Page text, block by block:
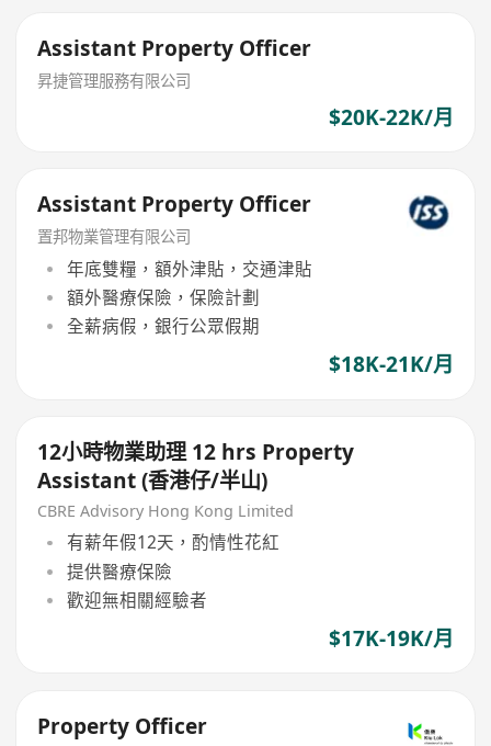
Assistant Property Officer
昇捷管理服務有限公司
$20K-22K/月
Assistant Property Officer
置邦物業管理有限公司
年底雙糧，額外津貼，交通津貼
額外醫療保險，保險計劃
全薪病假，銀行公眾假期
$18K-21K/月
12小時物業助理 12 hrs Property
Assistant (香港仔/半山)
CBRE Advisory Hong Kong Limited
有薪年假12天，酌情性花紅
提供醫療保險
歡迎無相關經驗者
$17K-19K/月
Property Officer